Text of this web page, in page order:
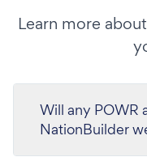
Learn more
Will any POWR
NationBuilder